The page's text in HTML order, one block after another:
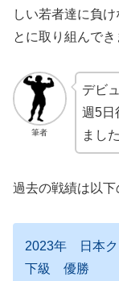
しい若者達に負
とに取り組んでき
筆者
デビ
週5日
ました
過去の戦績は以下
2023年 日本ク
下級 優勝